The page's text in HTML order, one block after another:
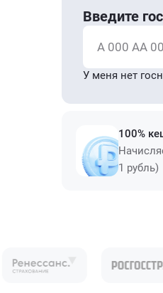
Введите
А 000 АА 00
У меня нет
100%
1 рубль)